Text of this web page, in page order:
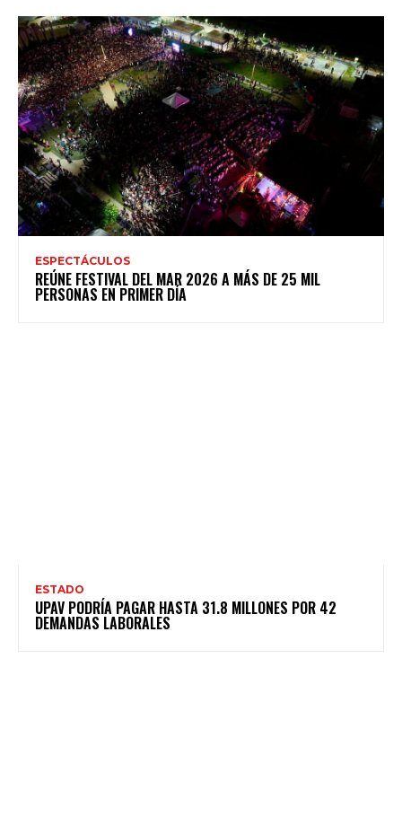
ESPECTÁCULOS
REÚNE FESTIVAL DEL MAR 2026 A MÁS DE 25 MIL
PERSONAS EN PRIMER DÍA
ESTADO
UPAV PODRÍA PAGAR HASTA 31.8 MILLONES POR 42
DEMANDAS LABORALES